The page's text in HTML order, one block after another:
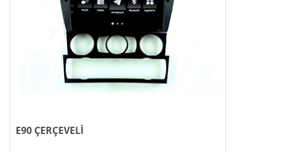
E90 ÇERÇEVELİ